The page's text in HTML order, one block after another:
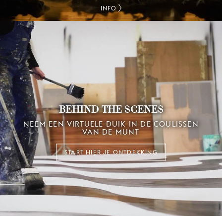
INFO
BEHIND THE SCENES
NEEM EEN VIRTUELE DUIK IN DE COULISSEN
VAN DE MUNT
START HIER JE ONTDEKKING